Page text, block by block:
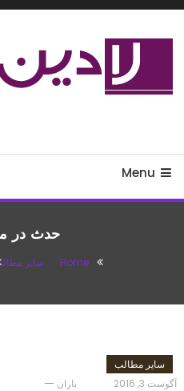
Skip
Menu
حدث در
Home سایر
سایر مطالب
آگوست 3, 2016
باران